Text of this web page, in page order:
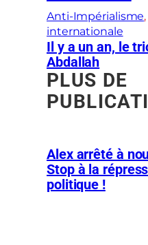
Anti-Impérialisme,
internationale
Il y a un an, le
Abdallah
PLUS DE
Alex arrêté à
Stop à la
politique !